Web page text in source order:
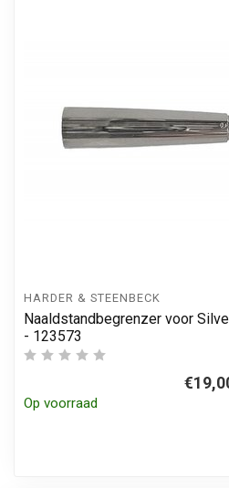
HARDER & STEENBECK
Naaldstandbegrenzer voor
- 123573
Op voorraad